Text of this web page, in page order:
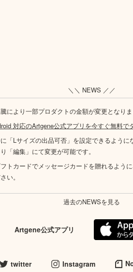
＼＼ NEWS ／／
により一部プロダクトの金額が変更となり
対応のArtgene公式アプリを今すぐ無料で
「Lサイズの出品可否」を設定できるよう
「編集」にて変更が可能です。
トカードでメッセージカードを贈れるよう
い。
過去のNEWSを見る
Artgene公式アプリ
twitter Instagram